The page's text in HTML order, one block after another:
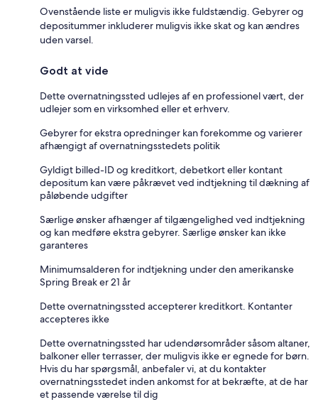
Ovenstående liste er muligvis ikke fuldstændig. Gebyrer og
depositummer inkluderer muligvis ikke skat og kan ændres
uden varsel.
Godt at vide
Dette overnatningssted udlejes af en professionel vært, der
udlejer som en virksomhed eller et erhverv.
Gebyrer for ekstra opredninger kan forekomme og varierer
afhængigt af overnatningsstedets politik
Gyldigt billed-ID og kreditkort, debetkort eller kontant
depositum kan være påkrævet ved indtjekning til dækning af
påløbende udgifter
Særlige ønsker afhænger af tilgængelighed ved indtjekning
og kan medføre ekstra gebyrer. Særlige ønsker kan ikke
garanteres
Minimumsalderen for indtjekning under den amerikanske
Spring Break er 21 år
Dette overnatningssted accepterer kreditkort. Kontanter
accepteres ikke
Dette overnatningssted har udendørsområder såsom altaner,
balkoner eller terrasser, der muligvis ikke er egnede for børn.
Hvis du har spørgsmål, anbefaler vi, at du kontakter
overnatningsstedet inden ankomst for at bekræfte, at de har
et passende værelse til dig